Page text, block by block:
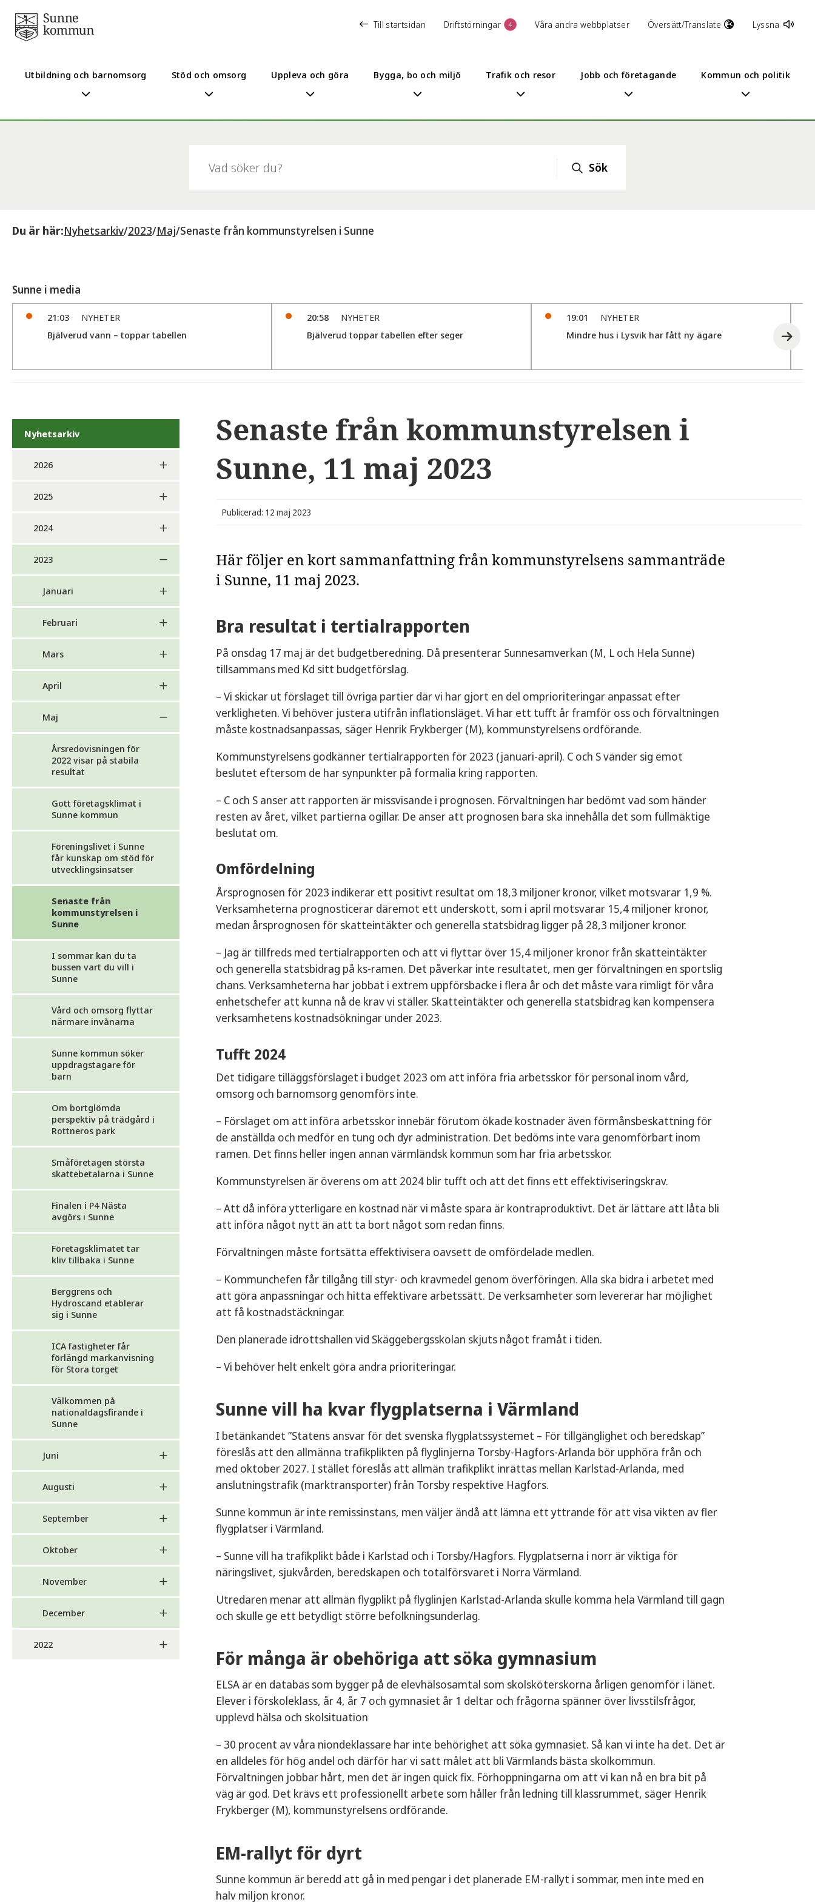
Till startsidan Driftstörningar 4 Våra andra webbplatser Översätt/Translate Lyssna
Utbildning och barnomsorg Stöd och omsorg Uppleva och göra Bygga, bo och miljö Trafik och resor Jobb och företagande Kommun och politik
Sök
Du är här:Nyhetsarkiv/2023/Maj/Senaste från kommunstyrelsen i Sunne
Sunne i media
21:03
NYHETER
Bjälverud vann – toppar tabellen
20:58
NYHETER
Bjälverud toppar tabellen efter seger
19:01
NYHETER
Mindre hus i Lysvik har fått ny ägare
Nyhetsarkiv
2026
2025
2024
2023
Januari
Februari
Mars
April
Maj
Årsredovisningen för
2022 visar på stabila
resultat
Gott företagsklimat i
Sunne kommun
Föreningslivet i Sunne
får kunskap om stöd för
utvecklingsinsatser
Senaste från
kommunstyrelsen i
Sunne
I sommar kan du ta
bussen vart du vill i
Sunne
Vård och omsorg flyttar
närmare invånarna
Sunne kommun söker
uppdragstagare för
barn
Om bortglömda
perspektiv på trädgård i
Rottneros park
Småföretagen största
skattebetalarna i Sunne
Finalen i P4 Nästa
avgörs i Sunne
Företagsklimatet tar
kliv tillbaka i Sunne
Berggrens och
Hydroscand etablerar
sig i Sunne
ICA fastigheter får
förlängd markanvisning
för Stora torget
Välkommen på
nationaldagsfirande i
Sunne
Juni
Augusti
September
Oktober
November
December
2022
Senaste från kommunstyrelsen i
Sunne, 11 maj 2023
Publicerad: 12 maj 2023
Här följer en kort sammanfattning från kommunstyrelsens sammanträde
i Sunne, 11 maj 2023.
Bra resultat i tertialrapporten
På onsdag 17 maj är det budgetberedning. Då presenterar Sunnesamverkan (M, L och Hela Sunne)
tillsammans med Kd sitt budgetförslag.
– Vi skickar ut förslaget till övriga partier där vi har gjort en del omprioriteringar anpassat efter
verkligheten. Vi behöver justera utifrån inflationsläget. Vi har ett tufft år framför oss och förvaltningen
måste kostnadsanpassas, säger Henrik Frykberger (M), kommunstyrelsens ordförande.
Kommunstyrelsens godkänner tertialrapporten för 2023 (januari-april). C och S vänder sig emot
beslutet eftersom de har synpunkter på formalia kring rapporten.
– C och S anser att rapporten är missvisande i prognosen. Förvaltningen har bedömt vad som händer
resten av året, vilket partierna ogillar. De anser att prognosen bara ska innehålla det som fullmäktige
beslutat om.
Omfördelning
Årsprognosen för 2023 indikerar ett positivt resultat om 18,3 miljoner kronor, vilket motsvarar 1,9 %.
Verksamheterna prognosticerar däremot ett underskott, som i april motsvarar 15,4 miljoner kronor,
medan årsprognosen för skatteintäkter och generella statsbidrag ligger på 28,3 miljoner kronor.
– Jag är tillfreds med tertialrapporten och att vi flyttar över 15,4 miljoner kronor från skatteintäkter
och generella statsbidrag på ks-ramen. Det påverkar inte resultatet, men ger förvaltningen en sportslig
chans. Verksamheterna har jobbat i extrem uppförsbacke i flera år och det måste vara rimligt för våra
enhetschefer att kunna nå de krav vi ställer. Skatteintäkter och generella statsbidrag kan kompensera
verksamhetens kostnadsökningar under 2023.
Tufft 2024
Det tidigare tilläggsförslaget i budget 2023 om att införa fria arbetsskor för personal inom vård,
omsorg och barnomsorg genomförs inte.
– Förslaget om att införa arbetsskor innebär förutom ökade kostnader även förmånsbeskattning för
de anställda och medför en tung och dyr administration. Det bedöms inte vara genomförbart inom
ramen. Det finns heller ingen annan värmländsk kommun som har fria arbetsskor.
Kommunstyrelsen är överens om att 2024 blir tufft och att det finns ett effektiviseringskrav.
– Att då införa ytterligare en kostnad när vi måste spara är kontraproduktivt. Det är lättare att låta bli
att införa något nytt än att ta bort något som redan finns.
Förvaltningen måste fortsätta effektivisera oavsett de omfördelade medlen.
– Kommunchefen får tillgång till styr- och kravmedel genom överföringen. Alla ska bidra i arbetet med
att göra anpassningar och hitta effektivare arbetssätt. De verksamheter som levererar har möjlighet
att få kostnadstäckningar.
Den planerade idrottshallen vid Skäggebergsskolan skjuts något framåt i tiden.
– Vi behöver helt enkelt göra andra prioriteringar.
Sunne vill ha kvar flygplatserna i Värmland
I betänkandet ”Statens ansvar för det svenska flygplatssystemet – För tillgänglighet och beredskap”
föreslås att den allmänna trafikplikten på flyglinjerna Torsby-Hagfors-Arlanda bör upphöra från och
med oktober 2027. I stället föreslås att allmän trafikplikt inrättas mellan Karlstad-Arlanda, med
anslutningstrafik (marktransporter) från Torsby respektive Hagfors.
Sunne kommun är inte remissinstans, men väljer ändå att lämna ett yttrande för att visa vikten av fler
flygplatser i Värmland.
– Sunne vill ha trafikplikt både i Karlstad och i Torsby/Hagfors. Flygplatserna i norr är viktiga för
näringslivet, sjukvården, beredskapen och totalförsvaret i Norra Värmland.
Utredaren menar att allmän flygplikt på flyglinjen Karlstad-Arlanda skulle komma hela Värmland till gagn
och skulle ge ett betydligt större befolkningsunderlag.
För många är obehöriga att söka gymnasium
ELSA är en databas som bygger på de elevhälsosamtal som skolsköterskorna årligen genomför i länet.
Elever i förskoleklass, år 4, år 7 och gymnasiet år 1 deltar och frågorna spänner över livsstilsfrågor,
upplevd hälsa och skolsituation
– 30 procent av våra niondeklassare har inte behörighet att söka gymnasiet. Så kan vi inte ha det. Det är
en alldeles för hög andel och därför har vi satt målet att bli Värmlands bästa skolkommun.
Förvaltningen jobbar hårt, men det är ingen quick fix. Förhoppningarna om att vi kan nå en bra bit på
väg är god. Det krävs ett professionellt arbete som håller från ledning till klassrummet, säger Henrik
Frykberger (M), kommunstyrelsens ordförande.
EM-rallyt för dyrt
Sunne kommun är beredd att gå in med pengar i det planerade EM-rallyt i sommar, men inte med en
halv miljon kronor.